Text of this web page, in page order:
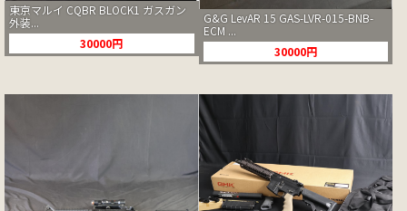
東京マルイ CQBR BLOCK1 ガスガン
外装...
30000円
G&G LevAR 15 GAS-LVR-015-BNB-
ECM ...
30000円